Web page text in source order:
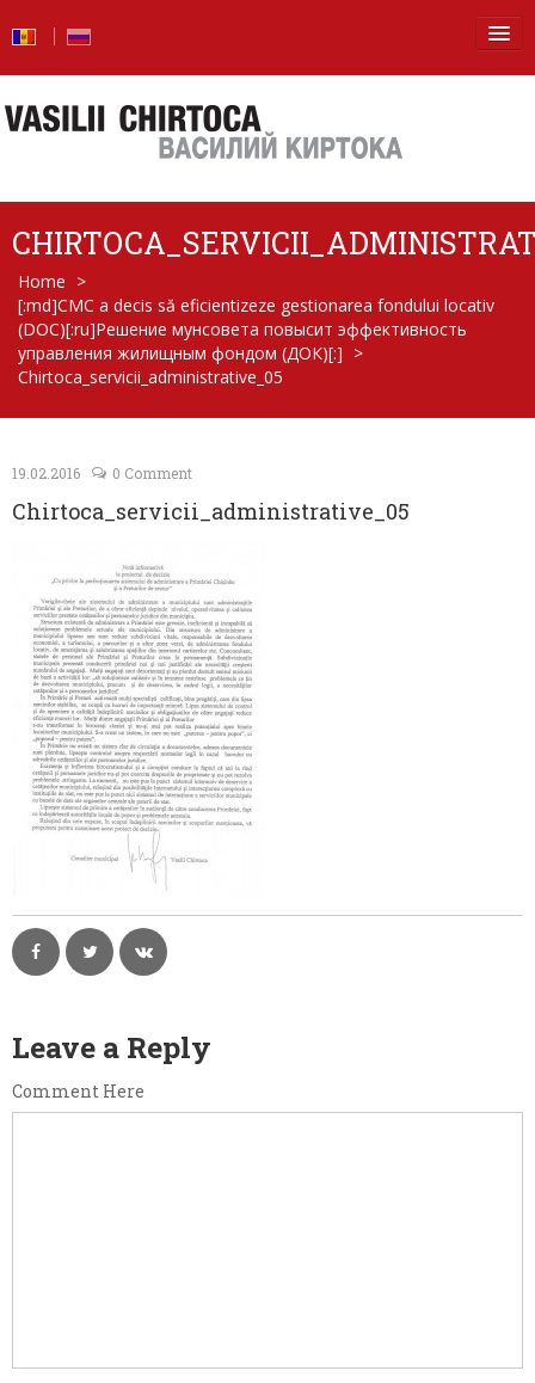
Știri
Blog
Foto
Video
De la vorbe – la fapte
Raport de activitate
Întrebări şi răspunsuri
Despre mine
Home >
[:md]CMC a decis să eficientizeze gestionarea fondului locativ
(DOC)[:ru]Решение мунсовета повысит эффективность
управления жилищным фондом (ДОК)[:] >
Chirtoca_servicii_administrative_05
19.02.2016 0 Comment
Chirtoca_servicii_administrative_05
Leave a Reply
Comment Here